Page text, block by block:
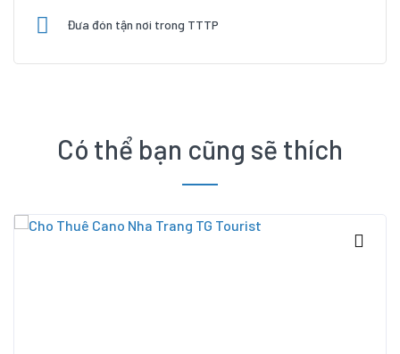
Đưa đón tận nơi trong TTTP
Có thể bạn cũng sẽ thích